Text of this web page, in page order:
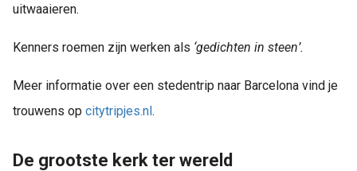
uitwaaieren.
Kenners roemen zijn werken als ‘gedichten in steen’.
Meer informatie over een stedentrip naar Barcelona vind je
trouwens op citytripjes.nl.
De grootste kerk ter wereld